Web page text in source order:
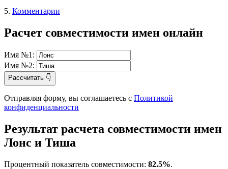
5. Комментарии
Расчет совместимости имен онлайн
Имя №1:
Имя №2:
Рассчитать 👇
Отправляя форму, вы соглашаетесь с Политикой
конфиденциальности
Результат расчета совместимости имен
Лонс и Тиша
Процентный показатель совместимости: 82.5%.